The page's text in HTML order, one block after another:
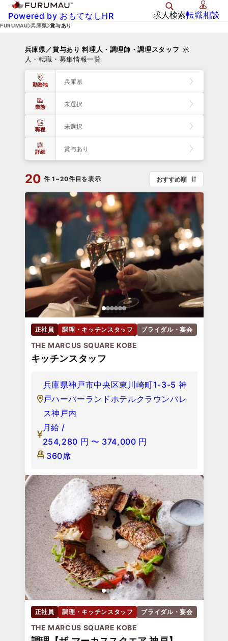
Powered by おもてなしHR 求人検索転職相談
FURUMAU 兵庫県 賞与あり
兵庫県／賞与あり 料理人・調理師・調理スタッフ 求
人・転職・募集情報一覧
勤務地 兵庫県
業態 未選択
職種 未選択
詳細 賞与あり
20 件 1~20件目を表示 おすすめ順
正社員 調理・キッチンスタッフ ブライダル・宴会
THE MARCUS SQUARE KOBE
キッチンスタッフ
兵庫県神戸市中央区東川崎町1-3-5 神
戸ハーバーランドホテルクラウンパレ
ス神戸内
月給 /
254,280 円 〜 374,000 円
360席
正社員 調理・キッチンスタッフ ブライダル・宴会
THE MARCUS SQUARE KOBE